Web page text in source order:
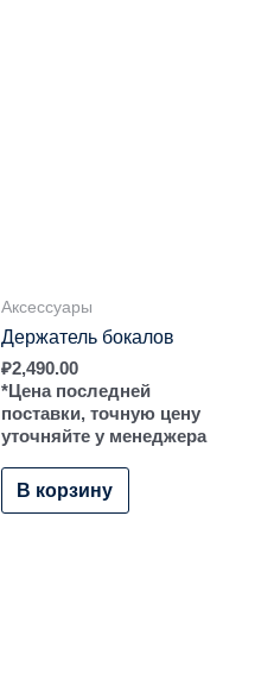
Аксессуары
Держатель бокалов
₽2,490.00
*Цена последней
поставки, точную цену
уточняйте у менеджера
В корзину